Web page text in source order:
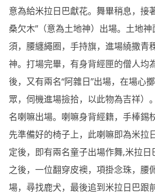
意為給米拉日巴獻花。舞畢稍息，接
桑欠木”（意為土地神）出場。土地
須，腰纏繩圈，手持旗，進場繞撒青
神。打場完畢，有身背經匣的僧人均
後，又有兩名“阿雜日”出場，在場心
眾，伺機進場撿拾，以此物為吉祥）
名喇嘛出場。喇嘛身背經籍，手棒錫
先準備好的椅子上，此喇嘛即為米拉
定後，即有兩名童子出場作舞,米拉日
之後，一位翻穿皮襖，項掛念珠，腰
場，尋找鹿犬，最後追到米拉日巴跟